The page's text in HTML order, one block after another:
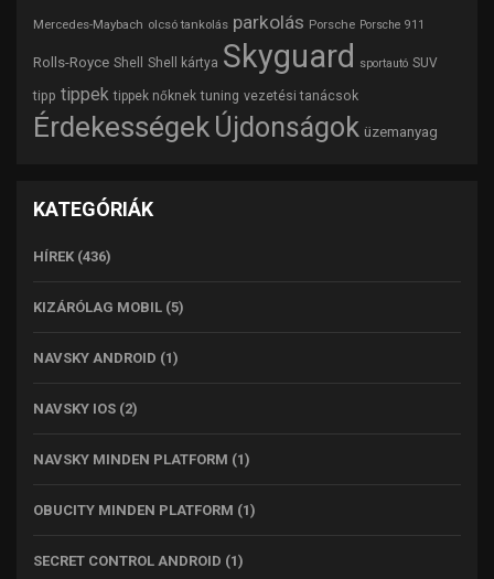
Mercedes-Maybach olcsó tankolás parkolás Porsche Porsche 911
Rolls-Royce Shell Shell kártya Skyguard sportautó SUV
tipp tippek tippek nőknek tuning vezetési tanácsok
Érdekességek Újdonságok üzemanyag
KATEGÓRIÁK
HÍREK (436)
KIZÁRÓLAG MOBIL (5)
NAVSKY ANDROID (1)
NAVSKY IOS (2)
NAVSKY MINDEN PLATFORM (1)
OBUCITY MINDEN PLATFORM (1)
SECRET CONTROL ANDROID (1)